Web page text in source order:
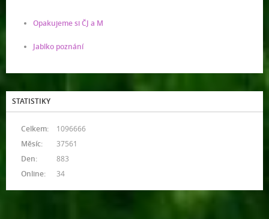
Opakujeme si ČJ a M
Jablko poznání
STATISTIKY
Online: 34
Celkem:
1096666
Měsíc:
37561
Den:
883